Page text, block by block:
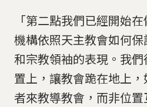
「第二點我們已經開始
機構依照天主教會如何
和宗教領袖的表現。我
置上，讓教會跪在地上
者來教導教會，而非位